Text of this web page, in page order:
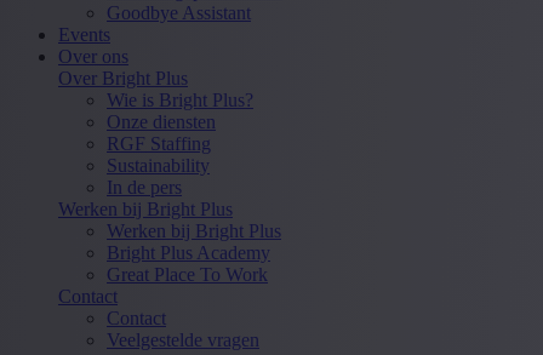
Goodbye Assistant
Events
Over ons
Over Bright Plus
Wie is Bright Plus?
Onze diensten
RGF Staffing
Sustainability
In de pers
Werken bij Bright Plus
Werken bij Bright Plus
Bright Plus Academy
Great Place To Work
Contact
Contact
Veelgestelde vragen